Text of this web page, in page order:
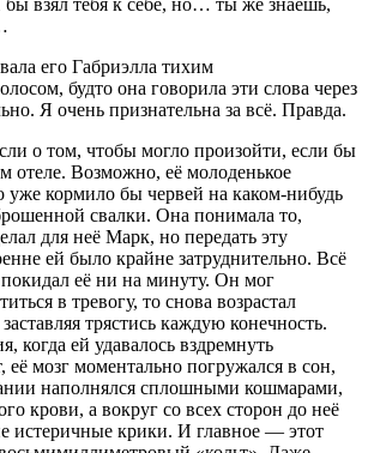
его Габриэлла тихим
будто она говорила эти слова через
Я очень признательна за всё. Правда.
о том, чтобы могло произойти, если бы
отеле. Возможно, её молоденькое
уже кормило бы червей на каком-нибудь
свалки. Она понимала то,
для неё Марк, но передать эту
ей было крайне затруднительно. Всё
её ни на минуту. Он мог
в тревогу, то снова возрастал
трястись каждую конечность.
когда ей удавалось вздремнуть
её мозг моментально погружался в сон,
наполнялся сплошными кошмарами,
крови, а вокруг со всех сторон до неё
истеричные крики. И главное — этот